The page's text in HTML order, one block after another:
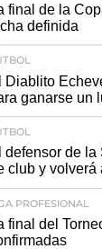
final de la
definida
Diablito
ganarse un
defensor de
club y volverá
PROFESIONAL
final del